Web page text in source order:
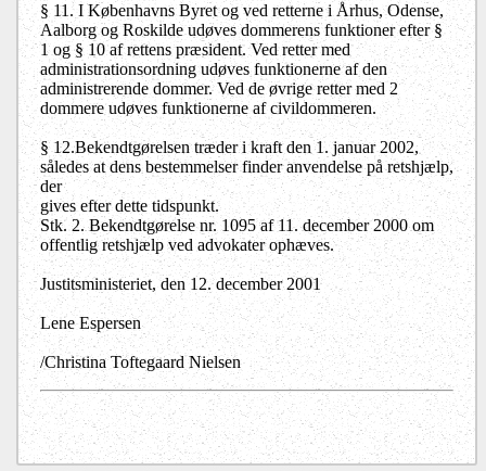
§ 11. I Københavns Byret og ved retterne i Århus, Odense,
Aalborg og Roskilde udøves dommerens funktioner efter §
1 og § 10 af rettens præsident. Ved retter med
administrationsordning udøves funktionerne af den
administrerende dommer. Ved de øvrige retter med 2
dommere udøves funktionerne af civildommeren.
§ 12.Bekendtgørelsen træder i kraft den 1. januar 2002,
således at dens bestemmelser finder anvendelse på retshjælp,
der
gives efter dette tidspunkt.
Stk. 2. Bekendtgørelse nr. 1095 af 11. december 2000 om
offentlig retshjælp ved advokater ophæves.
Justitsministeriet, den 12. december 2001
Lene Espersen
/Christina Toftegaard Nielsen